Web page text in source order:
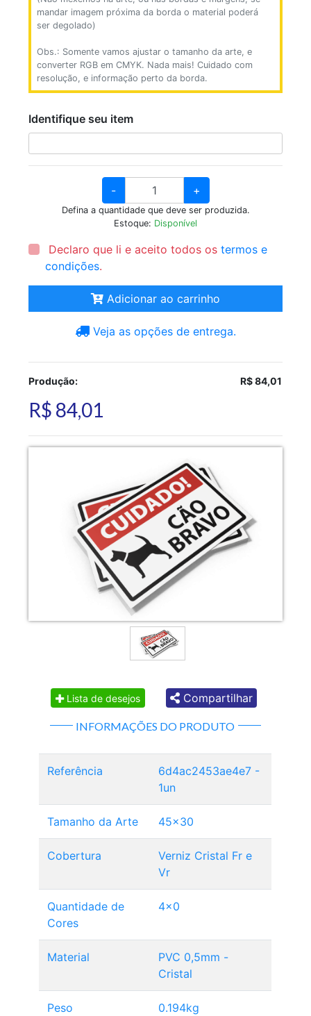
mandar imagem próxima da borda o material poderá
ser degolado)
Obs.: Somente vamos ajustar o tamanho da arte, e
converter RGB em CMYK. Nada mais! Cuidado com
resolução, e informação perto da borda.
Identifique seu item
- +
Defina a quantidade que deve ser produzida.
Estoque: Disponível
Declaro que li e aceito todos ostermos e
condições.
Adicionar ao carrinho
Veja as opções de entrega.
Produção: R$ 84,01
R$ 84,01
Lista de desejos Compartilhar
INFORMAÇÕES DO PRODUTO
Referência
6d4ac2453ae4e7 -
1un
Tamanho da Arte 45x30
Cobertura
Verniz Cristal Fr e
Vr
Quantidade de
Cores
4x0
Material
PVC 0,5mm -
Cristal
Peso 0.194kg